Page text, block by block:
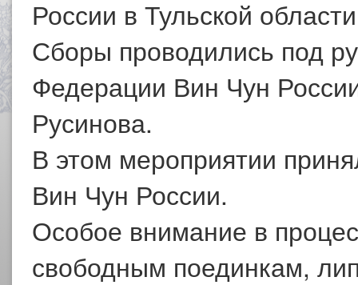
России в Тульской
Сборы проводились под
Федерации Вин Чун
Русинова.
В этом мероприятии
Вин Чун России.
Особое внимание в
свободным поединкам,